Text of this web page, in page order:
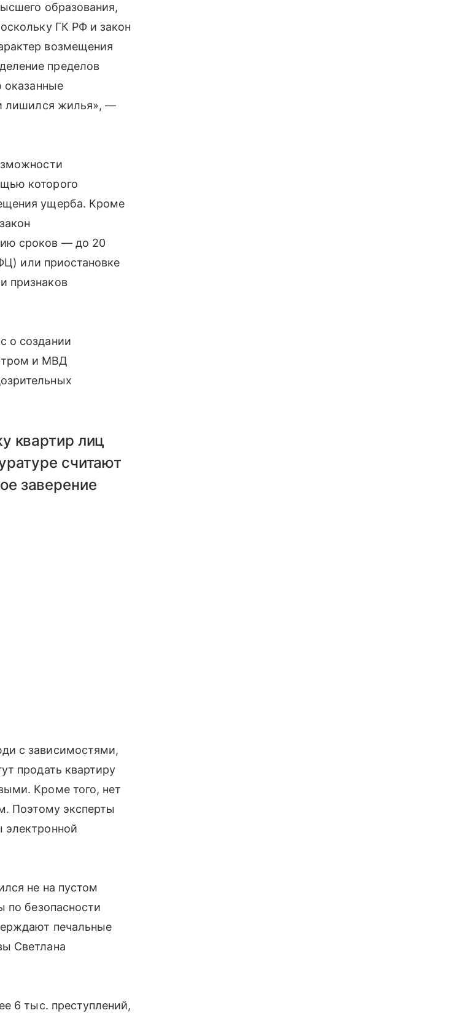
образования,
ГК РФ и закон
возмещения
пределов
оказанные
лишился жилья», —
которого
ущерба. Кроме
сроков — до 20
или приостановке
признаков
о создании
и МВД
квартир лиц
считают
заверение
с зависимостями,
продать квартиру
Кроме того, нет
Поэтому эксперты
электронной
не на пустом
по безопасности
печальные
Светлана
6 тыс. преступлений,